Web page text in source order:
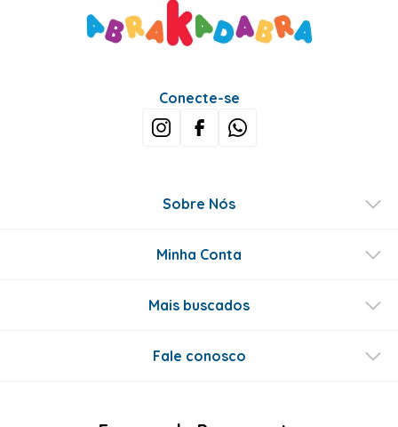
Conecte-se
Sobre Nós
Minha Conta
Mais buscados
Fale conosco